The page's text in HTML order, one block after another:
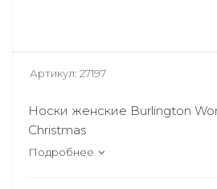
Артикул: 27197
Носки женские Burlington
Christmas
Подробнее